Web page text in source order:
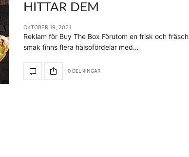
HITTAR DEM
OKTOBER 19, 2021
Reklam för Buy The Box Förutom en frisk och fräsch
smak finns flera hälsofördelar med…
0 DELNINGAR